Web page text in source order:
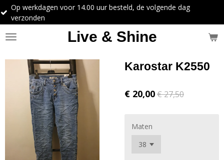
Ga
direct
de
Live & Shine
14.00 uur besteld, de volgende dag
Karostar K2550
€ 20,00€ 27,50
Maten